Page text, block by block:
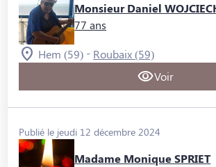
Monsieur Daniel
77 ans
Hem (59) - Roubaix (59)
Voir
Publié le jeudi 12 décembre 2024
Madame Monique SPRIET